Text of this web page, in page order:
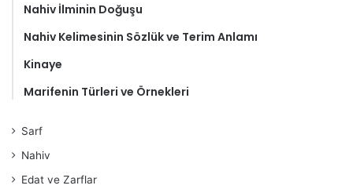
Nahiv İlminin Doğuşu
Nahiv Kelimesinin Sözlük ve Terim Anlamı
Kinaye
Marifenin Türleri ve Örnekleri
Sarf
Nahiv
Edat ve Zarflar